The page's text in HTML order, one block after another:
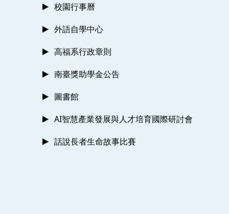
校園行事曆
外語自學中心
高福系行政章則
南臺獎助學金公告
圖書館
AI智慧產業發展與人才培育國際研討會
話說長者生命故事比賽